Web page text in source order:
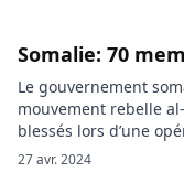
télécommunications
Somalie: 70
Le gouvernement
mouvement rebelle
blessés lors d’une
Mudug, au nord du
27 avr. 2024